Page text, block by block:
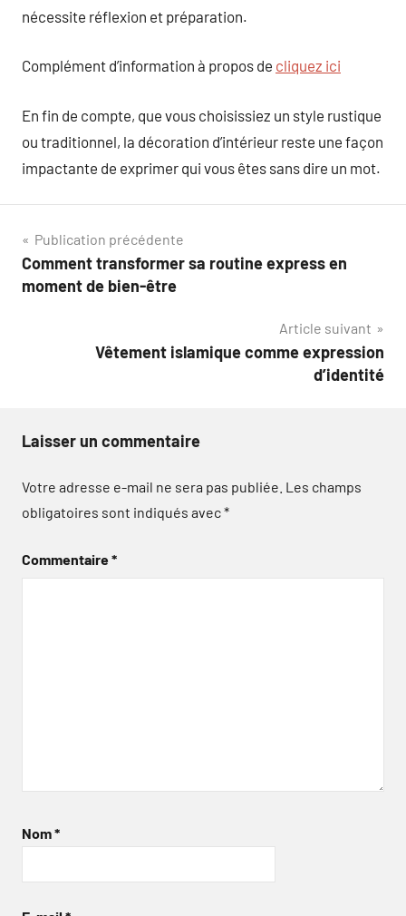
nécessite réflexion et préparation.
Complément d’information à propos de cliquez ici
En fin de compte, que vous choisissiez un style rustique
ou traditionnel, la décoration d’intérieur reste une façon
impactante de exprimer qui vous êtes sans dire un mot.
Navigation
de
Publication précédente
Comment transformer sa routine express en
moment de bien-être
Article suivant
Vêtement islamique comme expression
d’identité
Laisser un commentaire
Votre adresse e-mail ne sera pas publiée. Les champs
obligatoires sont indiqués avec*
Commentaire*
Nom*